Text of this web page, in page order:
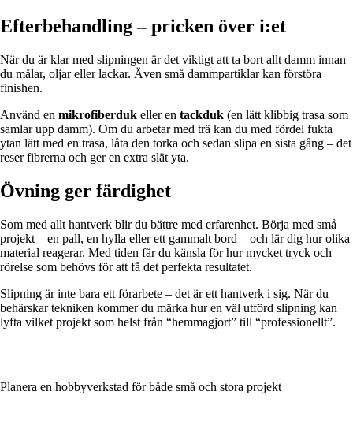
Efterbehandling – pricken över i:et
När du är klar med slipningen är det viktigt att ta bort allt damm innan
du målar, oljar eller lackar. Även små dammpartiklar kan förstöra
finishen.
Använd en mikrofiberduk eller en tackduk (en lätt klibbig trasa som
samlar upp damm). Om du arbetar med trä kan du med fördel fukta
ytan lätt med en trasa, låta den torka och sedan slipa en sista gång – det
reser fibrerna och ger en extra slät yta.
Övning ger färdighet
Som med allt hantverk blir du bättre med erfarenhet. Börja med små
projekt – en pall, en hylla eller ett gammalt bord – och lär dig hur olika
material reagerar. Med tiden får du känsla för hur mycket tryck och
rörelse som behövs för att få det perfekta resultatet.
Slipning är inte bara ett förarbete – det är ett hantverk i sig. När du
behärskar tekniken kommer du märka hur en väl utförd slipning kan
lyfta vilket projekt som helst från “hemmagjort” till “professionellt”.
Planera en hobbyverkstad för både små och stora projekt